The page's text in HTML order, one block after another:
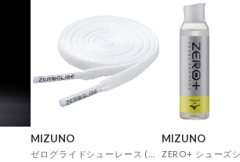
MIZUNO MIZUNO